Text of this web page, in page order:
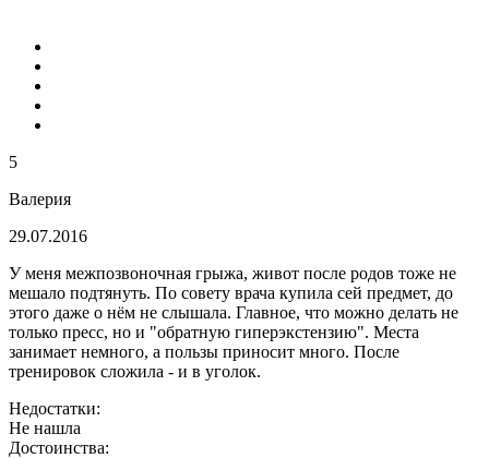
5
Валерия
29.07.2016
У меня межпозвоночная грыжа, живот после родов тоже не
мешало подтянуть. По совету врача купила сей предмет, до
этого даже о нём не слышала. Главное, что можно делать не
только пресс, но и "обратную гиперэкстензию". Места
занимает немного, а пользы приносит много. После
тренировок сложила - и в уголок.
Недостатки:
Не нашла
Достоинства: